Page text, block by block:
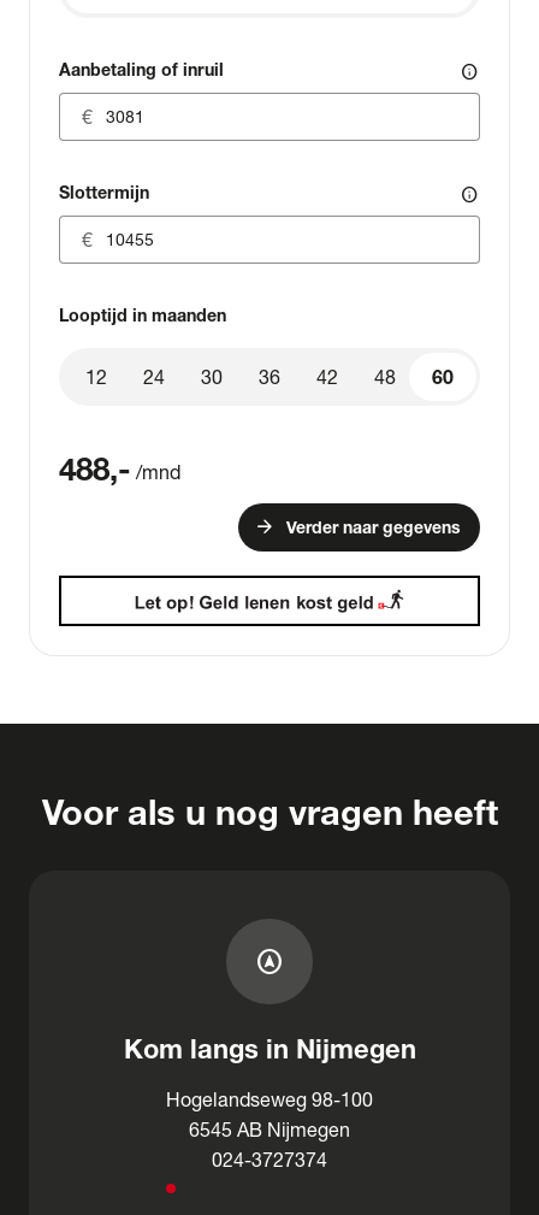
Aanbetaling of inruil info
Slottermijn info
Looptijd in maanden
60
12 24 30 36 42 48 60
488,- /mnd
arrow_forward Verder naar gegevens
Voor als u nog vragen heeft
assistant_navigation
Kom langs in Nijmegen
Hogelandseweg 98-100
6545 AB Nijmegen
024-3727374